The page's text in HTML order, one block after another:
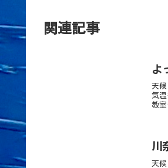
関連記事
よ
天
気
教
川
天